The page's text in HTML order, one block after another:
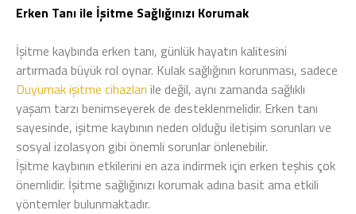
Erken Tanı ile İşitme Sağlığınızı Korumak
İşitme kaybında erken tanı, günlük hayatın kalitesini
artırmada büyük rol oynar. Kulak sağlığının korunması, sadece
Duyumak işitme cihazları ile değil, aynı zamanda sağlıklı
yaşam tarzı benimseyerek de desteklenmelidir. Erken tanı
sayesinde, işitme kaybının neden olduğu iletişim sorunları ve
sosyal izolasyon gibi önemli sorunlar önlenebilir.
İşitme kaybının etkilerini en aza indirmek için erken teşhis çok
önemlidir. İşitme sağlığınızı korumak adına basit ama etkili
yöntemler bulunmaktadır.